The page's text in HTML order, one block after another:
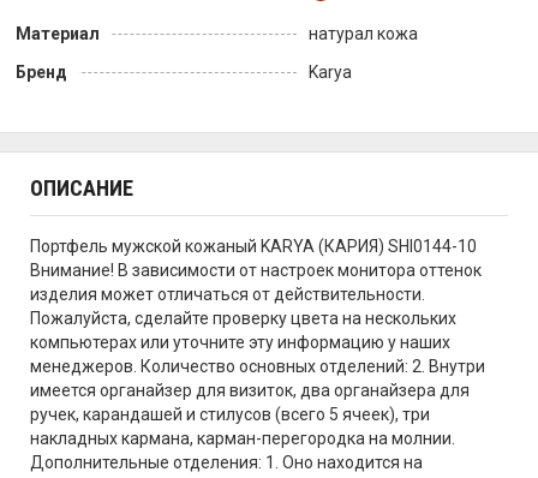
Материал
натурал кожа
Бренд
Karya
ОПИСАНИЕ
Портфель мужской кожаный KARYA (КАРИЯ) SHI0144-10
Внимание! В зависимости от настроек монитора оттенок
изделия может отличаться от действительности.
Пожалуйста, сделайте проверку цвета на нескольких
компьютерах или уточните эту информацию у наших
менеджеров. Количество основных отделений: 2. Внутри
имеется органайзер для визиток, два органайзера для
ручек, карандашей и стилусов (всего 5 ячеек), три
накладных кармана, карман-перегородка на молнии.
Дополнительные отделения: 1. Оно находится на